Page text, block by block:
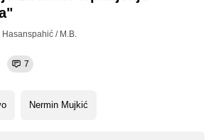
Hasanspahić / M.B.
7
Nermin Mujkić